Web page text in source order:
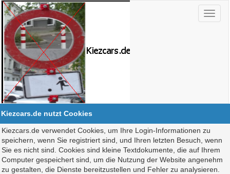
Kiezcars.de nutzt Cookies
Kiezcars.de verwendet Cookies, um Ihre Login-Informationen zu
speichern, wenn Sie registriert sind, und Ihren letzten Besuch, wenn
Sie es nicht sind. Cookies sind kleine Textdokumente, die auf Ihrem
Computer gespeichert sind, um die Nutzung der Website angenehm
zu gestalten, die Dienste bereitzustellen und Fehler zu analysieren.